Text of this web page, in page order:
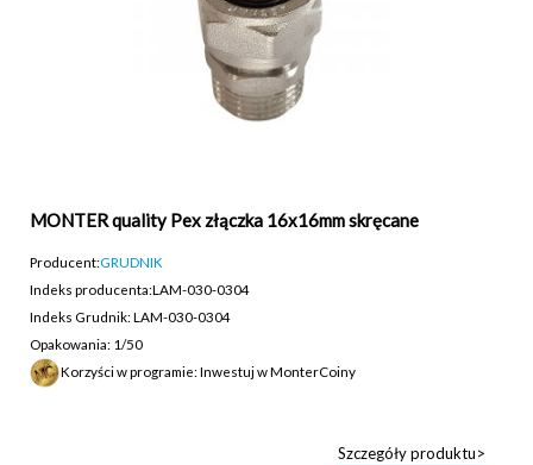
MONTER quality Pex złączka 16x16mm skręcane
Producent:GRUDNIK
Indeks producenta:LAM-030-0304
Indeks Grudnik: LAM-030-0304
Opakowania: 1/50
Korzyści w programie: Inwestuj w MonterCoiny
Szczegóły produktu>